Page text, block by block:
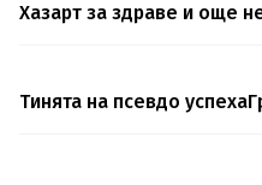
Хазарт за здраве и още
Тинята на псевдо успеха